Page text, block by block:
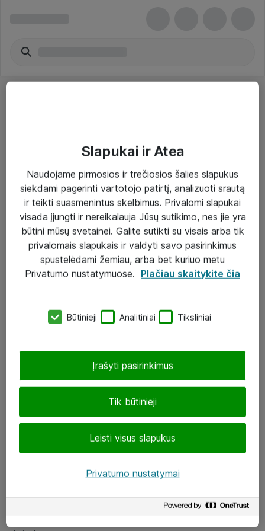
Paslaugos
Sprendimai
Įgyvendinti projektai
Atea ekspertų patarimai verslui
eShop@atea.lt
LinkedIn
Slapukai ir Atea
Naudojame pirmosios ir trečiosios šalies slapukus
siekdami pagerinti vartotojo patirtį, analizuoti srautą
ir teikti suasmenintus skelbimus. Privalomi slapukai
visada įjungti ir nereikalauja Jūsų sutikimo, nes jie yra
būtini mūsų svetainei. Galite sutikti su visais arba tik
privalomais slapukais ir valdyti savo pasirinkimus
spustelėdami žemiau, arba bet kuriuo metu
Privatumo nustatymuose. Plačiau skaitykite čia
Būtinieji Analitiniai Tiksliniai
Tik būtinieji
Leisti visus slapukus
Įrašyti pasirinkimus
Privatumo nustatymai